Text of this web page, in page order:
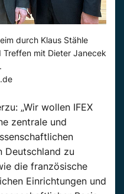
durch Klaus Stähle
mit Dieter Janecek
„Wir wollen IFEX
zentrale und
Deutschland zu
die französische
Einrichtungen und